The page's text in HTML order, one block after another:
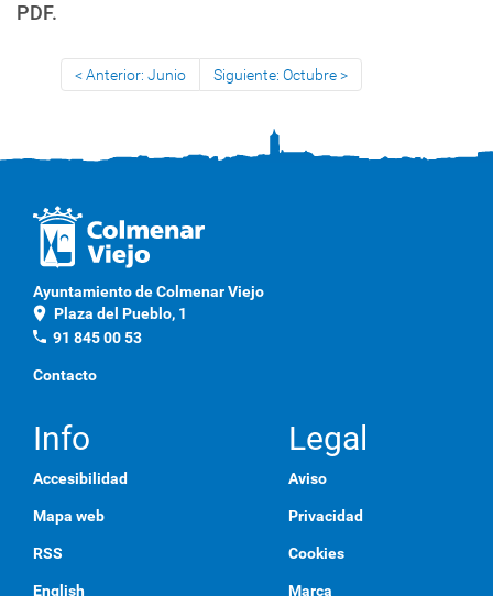
PDF.
Anterior: Junio Siguiente: Octubre
Ayuntamiento de Colmenar Viejo
location_on Plaza del Pueblo, 1
phone 91 845 00 53
Contacto
Info
Accesibilidad
Mapa web
RSS
English
Legal
Aviso
Privacidad
Cookies
Marca